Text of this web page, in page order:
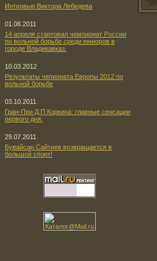
Интервью Виктора Лебедева
01.06.2011
14 апреля стартовал чемпионат России
по вольной борьбе среди юниоров в
городе Владикавказ.
10.03.2012
Результаты чепионата Европы 2012 по
вольной борьбе
03.10.2011
Гран-При Д.П.Коркина: главные сенсации
первого дня.
29.07.2011
Бувайсар Сайтиев возвращается в
большой спорт!